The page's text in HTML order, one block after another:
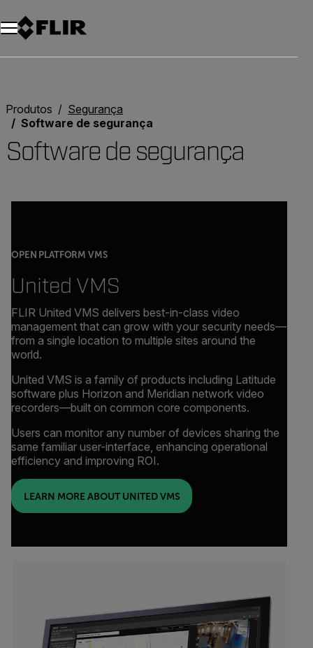
Produtos
Segurança
Software de segurança
Software de segurança
OPEN PLATFORM VMS
United VMS
FLIR United VMS delivers best-in-class video
management that can grow with your security needs—
from a single location to multiple sites around the
world.
United VMS is a family of products including Latitude
software plus Horizon and Meridian network video
recorders—built on common core components.
Users can monitor any number of devices sharing the
same familiar user-interface, enhancing operational
efficiency and improving ROI.
LEARN MORE ABOUT UNITED VMS